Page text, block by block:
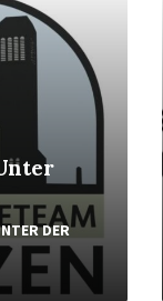
DER